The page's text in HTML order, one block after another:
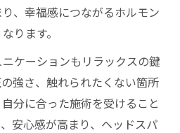
、幸福感につながるホルモン
ります。
ケーションもリラックスの鍵
強さ、触れられたくない箇所
分に合った施術を受けること
安心感が高まり、ヘッドスパ